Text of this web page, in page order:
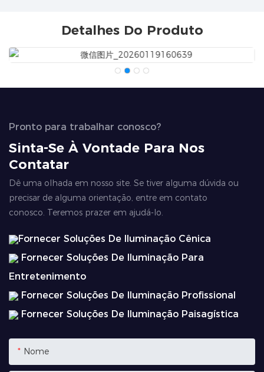
Detalhes Do Produto
Pronto para trabalhar conosco?
Sinta-Se À Vontade Para Nos
Contatar
Dê uma olhada em nosso site. Se tiver alguma dúvida ou
precisar de alguma orientação, entre em contato
conosco. Teremos prazer em ajudá-lo.
Fornecer Soluções De Iluminação Cênica
Fornecer Soluções De Iluminação Para
Entretenimento
Fornecer Soluções De Iluminação Profissional
Fornecer Soluções De Iluminação Paisagística
Nome